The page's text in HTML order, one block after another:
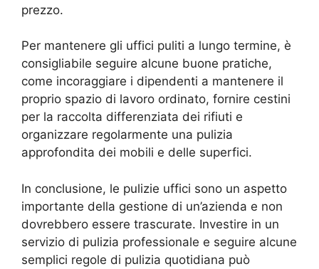
prezzo.
Per mantenere gli uffici puliti a lungo termine, è
consigliabile seguire alcune buone pratiche,
come incoraggiare i dipendenti a mantenere il
proprio spazio di lavoro ordinato, fornire cestini
per la raccolta differenziata dei rifiuti e
organizzare regolarmente una pulizia
approfondita dei mobili e delle superfici.
In conclusione, le pulizie uffici sono un aspetto
importante della gestione di un’azienda e non
dovrebbero essere trascurate. Investire in un
servizio di pulizia professionale e seguire alcune
semplici regole di pulizia quotidiana può